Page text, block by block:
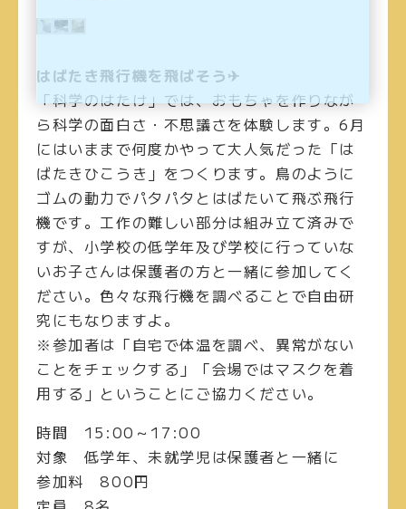
はばたき飛行機を飛ばそう✈
「科学のはたけ」では、おもちゃを作りなが
ら科学の面白さ・不思議さを体験します。6月
にはいままで何度かやって大人気だった「は
ばたきひこうき」をつくります。鳥のように
ゴムの動力でパタパタとはばたいて飛ぶ飛行
機です。工作の難しい部分は組み立て済みで
すが、小学校の低学年及び学校に行っていな
いお子さんは保護者の方と一緒に参加してく
ださい。色々な飛行機を調べることで自由研
究にもなりますよ。
※参加者は「自宅で体温を調べ、異常がない
ことをチェックする」「会場ではマスクを着
用する」ということにご協力ください。
時間 15:00～17:00
対象 低学年、未就学児は保護者と一緒に
参加料 800円